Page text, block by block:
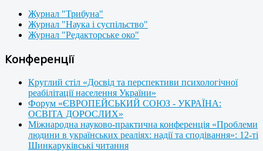
Журнал "Трибуна"
Журнал "Наука і суспільство"
Журнал "Редакторське око"
Конференції
Круглий стіл «Досвід та перспективи психологічної
реабілітації населення України»
Форум «ЄВРОПЕЙСЬКИЙ СОЮЗ - УКРАЇНА:
ОСВІТА ДОРОСЛИХ»
Міжнародна науково-практична конференція «Проблеми
людини в українських реаліях: надії та сподівання»: 12-ті
Шинкаруківські читання